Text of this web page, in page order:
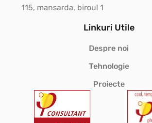
115, mansarda, biroul 1
Linkuri Utile
Despre noi
Tehnologie
Proiecte